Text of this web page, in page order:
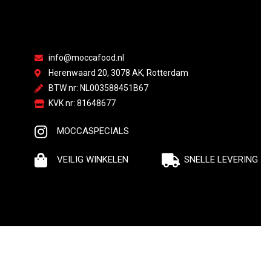
info@moccafood.nl
Herenwaard 20, 3078 AK, Rotterdam
BTW nr: NL003588451B67
KVK nr: 81648677
MOCCASPECIALS
VEILIG WINKELEN SNELLE LEVERING